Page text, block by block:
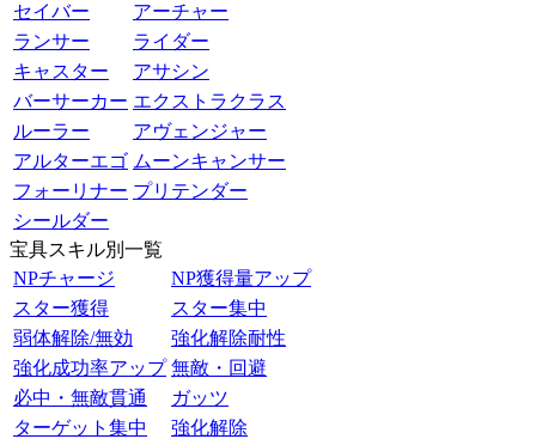
セイバー
アーチャー
ランサー
ライダー
キャスター
アサシン
バーサーカー エクストラクラス
ルーラー
アヴェンジャー
アルターエゴ ムーンキャンサー
フォーリナー プリテンダー
シールダー
宝具スキル別一覧
NPチャージ
NP獲得量アップ
スター獲得
スター集中
弱体解除/無効
強化解除耐性
強化成功率アップ 無敵・回避
必中・無敵貫通
ガッツ
ターゲット集中
強化解除